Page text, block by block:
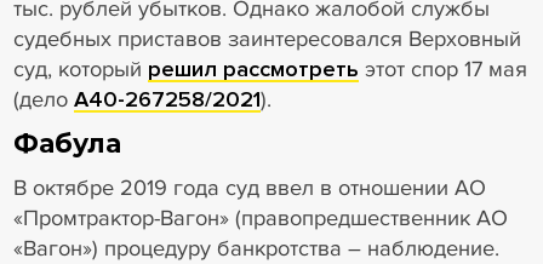
тыс. рублей убытков. Однако жалобой службы
судебных приставов заинтересовался Верховный
суд, который решил рассмотреть этот спор 17 мая
(дело А40-267258/2021).
Фабула
В октябре 2019 года суд ввел в отношении АО
«Промтрактор-Вагон» (правопредшественник АО
«Вагон») процедуру банкротства – наблюдение.